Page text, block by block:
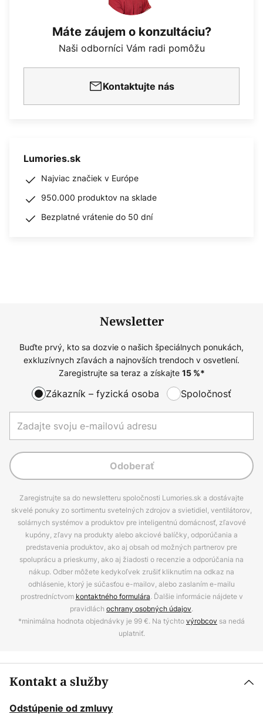
Máte záujem o konzultáciu?
Naši odborníci Vám radi pomôžu
Kontaktujte nás
Lumories.sk
Najviac značiek v Európe
950.000 produktov na sklade
Bezplatné vrátenie do 50 dní
Newsletter
Buďte prvý, kto sa dozvie o našich špeciálnych ponukách,
exkluzívnych zľavách a najnovších trendoch v osvetlení.
Zaregistrujte sa teraz a získajte 15%*
Zákazník – fyzická osoba Spoločnosť
Odoberať
Zaregistrujte sa do newsletteru spoločnosti Lumories.sk a dostávajte
skvelé ponuky zo sortimentu svetelných zdrojov a svietidiel, ventilátorov,
solárnych systémov a produktov pre inteligentnú domácnosť, zľavové
kupóny, zľavy na produkty alebo akciové balíčky, odporúčania a
predstavenia produktov, ako aj obsah od možných partnerov pre
spoluprácu a prieskumy, ako aj žiadosti o recenzie a odporúčania na
nákup. Odber môžete kedykoľvek zrušiť kliknutím na odkaz na
odhlásenie, ktorý je súčasťou e-mailov, alebo zaslaním e-mailu
prostredníctvom kontaktného formulára. Ďalšie informácie nájdete v
pravidlách ochrany osobných údajov.
*minimálna hodnota objednávky je 99 €. Na týchtovýrobcov sa nedá
uplatniť.
Kontakt a služby
Odstúpenie od zmluvy